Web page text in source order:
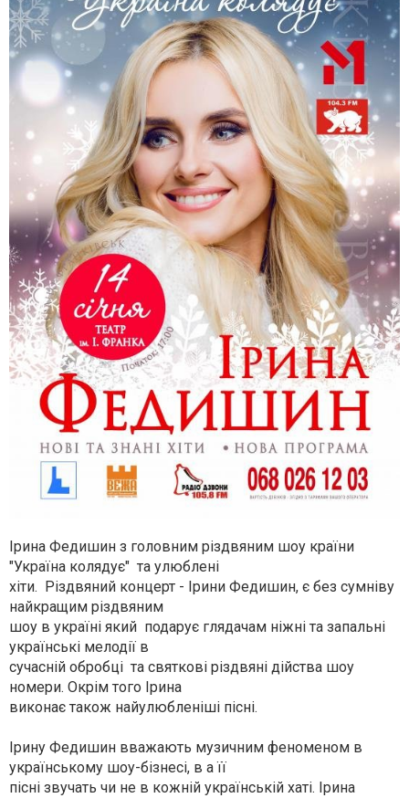
Ірина Федишин з головним різдвяним шоу країни
"Україна колядує" та улюблені
хіти. Різдвяний концерт - Ірини Федишин, є без сумніву
найкращим різдвяним
шоу в україні який подарує глядачам ніжні та запальні
українські мелодії в
сучасній обробці та святкові різдвяні дійства шоу
номери. Окрім того Ірина
виконає також найулюбленіші пісні.
Ірину Федишин вважають музичним феноменом в
українському шоу-бізнесі, в а її
пісні звучать чи не в кожній українській хаті. Ірина